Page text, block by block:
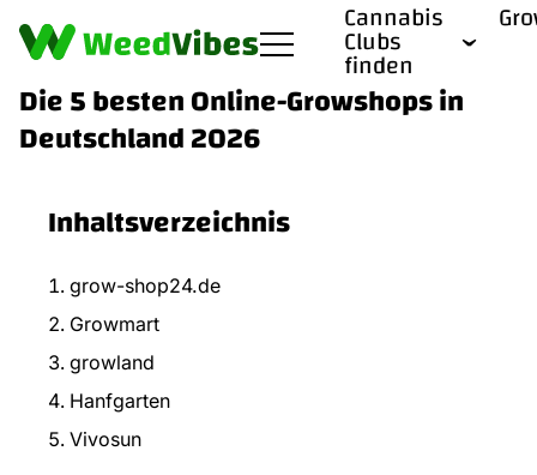
Cannabis
Clubs
finden
Die 5 besten Online-Growshops in
Deutschland 2026
Inhaltsverzeichnis
grow-shop24.de
Growmart
growland
Hanfgarten
Vivosun